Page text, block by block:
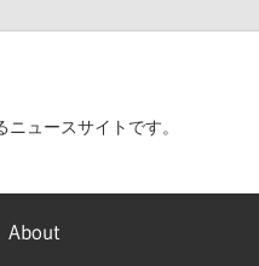
ュースサイトです。
About